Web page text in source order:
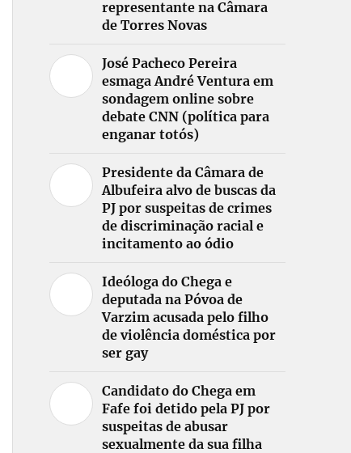
representante na Câmara
de Torres Novas
José Pacheco Pereira
esmaga André Ventura em
sondagem online sobre
debate CNN (política para
enganar totós)
Presidente da Câmara de
Albufeira alvo de buscas da
PJ por suspeitas de crimes
de discriminação racial e
incitamento ao ódio
Ideóloga do Chega e
deputada na Póvoa de
Varzim acusada pelo filho
de violência doméstica por
ser gay
Candidato do Chega em
Fafe foi detido pela PJ por
suspeitas de abusar
sexualmente da sua filha